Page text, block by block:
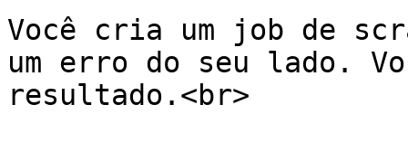
Você cria um job de
um erro do seu lado.
resultado.<br>